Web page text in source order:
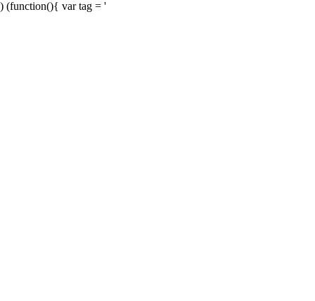
) (function(){ var tag = '